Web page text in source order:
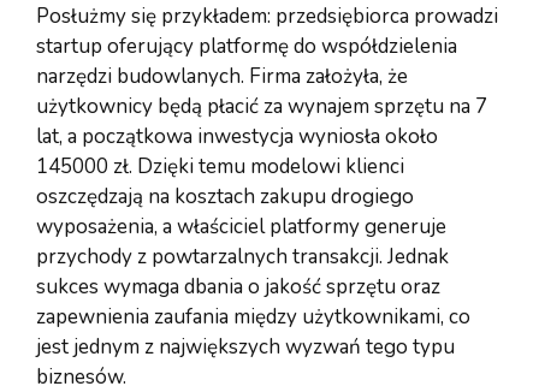
Posłużmy się przykładem: przedsiębiorca prowadzi
startup oferujący platformę do współdzielenia
narzędzi budowlanych. Firma założyła, że
użytkownicy będą płacić za wynajem sprzętu na 7
lat, a początkowa inwestycja wyniosła około
145000 zł. Dzięki temu modelowi klienci
oszczędzają na kosztach zakupu drogiego
wyposażenia, a właściciel platformy generuje
przychody z powtarzalnych transakcji. Jednak
sukces wymaga dbania o jakość sprzętu oraz
zapewnienia zaufania między użytkownikami, co
jest jednym z największych wyzwań tego typu
biznesów.